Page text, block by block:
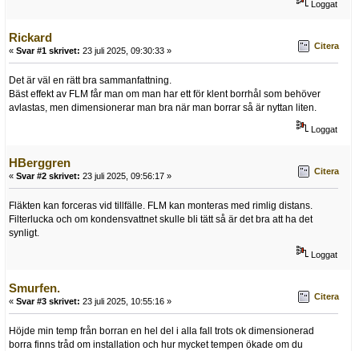
Loggat
Rickard
« Svar #1 skrivet: 23 juli 2025, 09:30:33 » Citera
Det är väl en rätt bra sammanfattning.
Bäst effekt av FLM får man om man har ett för klent borrhål som behöver
avlastas, men dimensionerar man bra när man borrar så är nyttan liten.
Loggat
HBerggren
« Svar #2 skrivet: 23 juli 2025, 09:56:17 » Citera
Fläkten kan forceras vid tillfälle. FLM kan monteras med rimlig distans.
Filterlucka och om kondensvattnet skulle bli tätt så är det bra att ha det
synligt.
Loggat
Smurfen.
« Svar #3 skrivet: 23 juli 2025, 10:55:16 » Citera
Höjde min temp från borran en hel del i alla fall trots ok dimensionerad
borra finns tråd om installation och hur mycket tempen ökade om du